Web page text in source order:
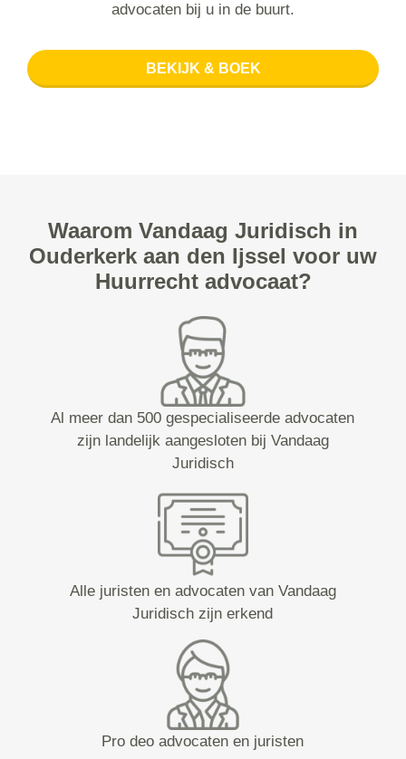
advocaten bij u in de buurt.
BEKIJK & BOEK
Waarom Vandaag Juridisch in
Ouderkerk aan den Ijssel voor uw
Huurrecht advocaat?
Al meer dan 500 gespecialiseerde advocaten
zijn landelijk aangesloten bij Vandaag
Juridisch
Alle juristen en advocaten van Vandaag
Juridisch zijn erkend
Pro deo advocaten en juristen